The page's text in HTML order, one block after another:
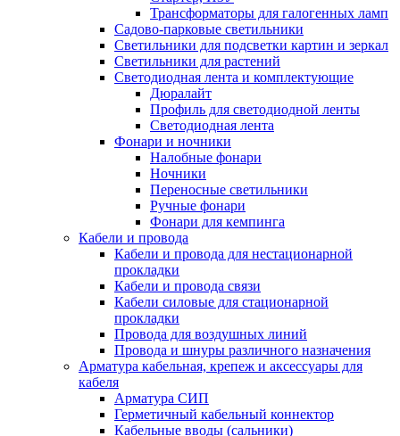
Трансформаторы для галогенных ламп
Садово-парковые светильники
Светильники для подсветки картин и зеркал
Светильники для растений
Светодиодная лента и комплектующие
Дюралайт
Профиль для светодиодной ленты
Светодиодная лента
Фонари и ночники
Налобные фонари
Ночники
Переносные светильники
Ручные фонари
Фонари для кемпинга
Кабели и провода
Кабели и провода для нестационарной
прокладки
Кабели и провода связи
Кабели силовые для стационарной
прокладки
Провода для воздушных линий
Провода и шнуры различного назначения
Арматура кабельная, крепеж и аксессуары для
кабеля
Арматура СИП
Герметичный кабельный коннектор
Кабельные вводы (сальники)